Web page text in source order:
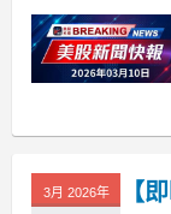
3月 2026年
【